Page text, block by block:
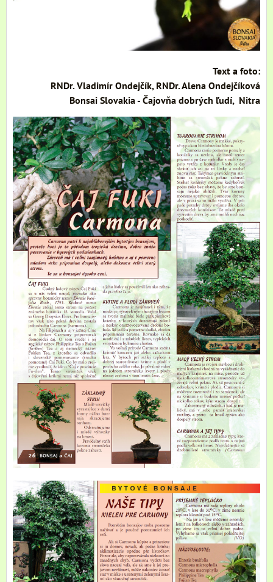
Text a foto:
RNDr. Vladimír Ondejčík, RNDr. Alena Ondejčíková
Bonsai Slovakia - Čajovňa dobrých ľudí, Nitra